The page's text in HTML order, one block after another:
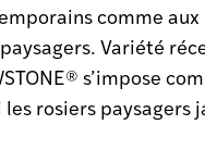
comme aux
Variété
s’impose
rosiers paysagers